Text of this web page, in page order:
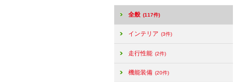
全般 (117件)
インテリア (3件)
走行性能 (2件)
機能装備 (20件)